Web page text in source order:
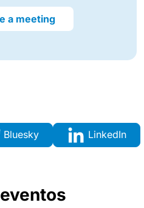
a meeting
Bluesky LinkedIn